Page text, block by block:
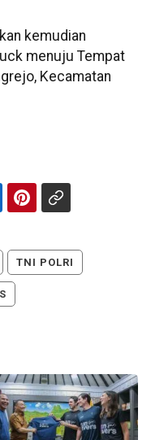
kemudian
menuju Tempat
Kecamatan
TNI POLRI